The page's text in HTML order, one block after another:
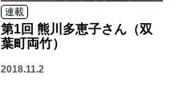
連載
第1回 熊川多恵子さん（双
葉町両竹）
2018.11.2